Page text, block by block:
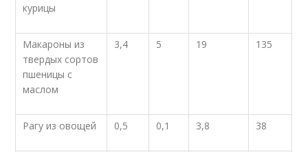
курицы
Макароны из
твердых сортов
пшеницы с
маслом
3,4 5 19 135
Рагу из овощей 0,5 0,1 3,8 38